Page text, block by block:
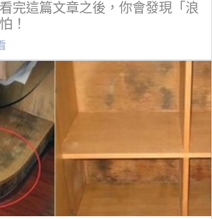
完這篇文章之後，你會發現「浪
！